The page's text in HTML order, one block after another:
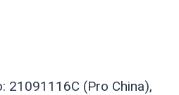
21091116C (Pro China),